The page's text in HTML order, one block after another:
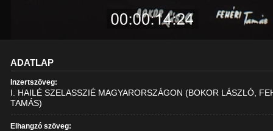
ADATLAP
Inzertszöveg:
I. HAILÉ SZELASSZIÉ MAGYARORSZÁGON (BOKOR LÁSZLÓ,
TAMÁS)
Elhangzó szöveg: